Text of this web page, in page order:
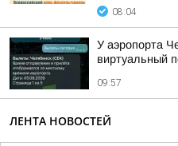
08:04
У аэропорта
виртуальный
09:57
ЛЕНТА НОВОСТЕЙ